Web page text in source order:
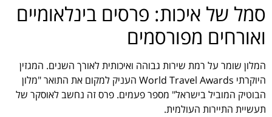
סמל של איכות: פרסים בינלאומיים
ואורחים מפורסמים
המלון שומר על רמת שירות גבוהה ואיכותית לאורך השנים. המגזין
היוקרתי World Travel Awards העניק למקום את התואר "מלון
הבוטיק המוביל בישראל" מספר פעמים. פרס זה נחשב לאוסקר של
תעשיית התיירות העולמית.